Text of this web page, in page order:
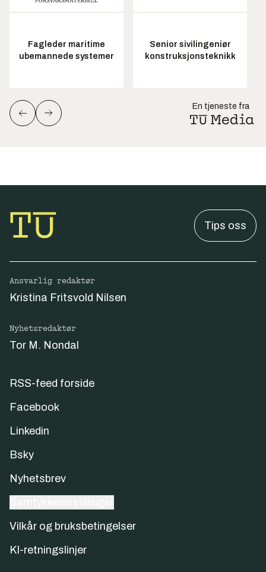
Fagleder maritime
ubemannede systemer
Senior sivilingeniør
konstruksjonsteknikk
En tjeneste fra
Tips oss
Ansvarlig redaktør
Kristina Fritsvold Nilsen
Nyhetsredaktør
Tor M. Nondal
RSS-feed forside
Facebook
Linkedin
Bsky
Nyhetsbrev
Vilkår og bruksbetingelser
KI-retningslinjer